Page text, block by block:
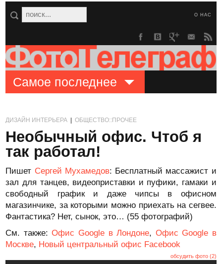
О НАС
Самое последнее
ДИЗАЙН ИНТЕРЬЕРА |ОБЩЕСТВО::ПРОЧЕЕ
Необычный офис. Чтоб я
так работал!
Пишет Сергей Мухамедов: Бесплатный массажист и
зал для танцев, видеоприставки и пуфики, гамаки и
свободный график и даже чипсы в офисном
магазинчике, за которыми можно приехать на сегвее.
Фантастика? Нет, сынок, это… (55 фотографий)
См. также:Офис Google в Лондоне, Офис Google в
Москве, Новый центральный офис Facebook
обсудить фото (2)